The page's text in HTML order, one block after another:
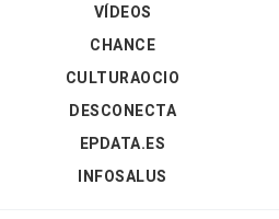
VÍDEOS
CHANCE
CULTURAOCIO
DESCONECTA
EPDATA.ES
INFOSALUS